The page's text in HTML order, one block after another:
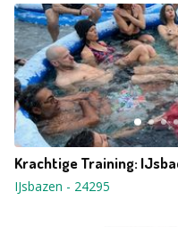
Krachtige Training:
IJsbazen - 24295